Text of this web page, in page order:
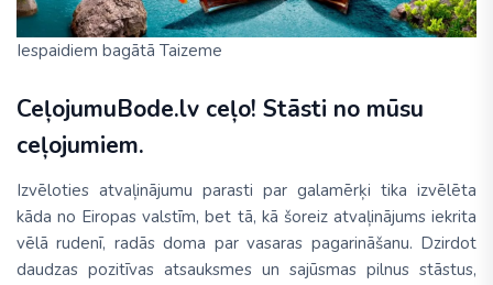
Iespaidiem bagātā Taizeme
CeļojumuBode.lv ceļo! Stāsti no mūsu
ceļojumiem.
Izvēloties atvaļinājumu parasti par galamērķi tika izvēlēta
kāda no Eiropas valstīm, bet tā, kā šoreiz atvaļinājums iekrita
vēlā rudenī, radās doma par vasaras pagarināšanu. Dzirdot
daudzas pozitīvas atsauksmes un sajūsmas pilnus stāstus,